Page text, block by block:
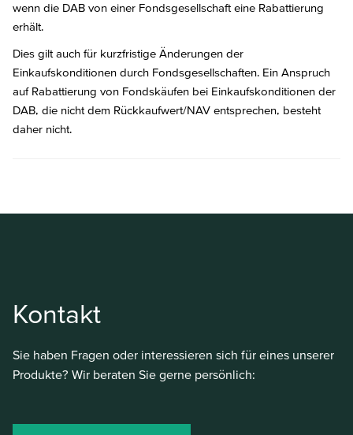
wenn die DAB von einer Fondsgesellschaft eine Rabattierung
erhält.
Dies gilt auch für kurzfristige Änderungen der
Einkaufskonditionen durch Fondsgesellschaften. Ein Anspruch
auf Rabattierung von Fondskäufen bei Einkaufskonditionen der
DAB, die nicht dem Rückkaufwert/NAV entsprechen, besteht
daher nicht.
Kontakt
Sie haben Fragen oder interessieren sich für eines unserer
Produkte? Wir beraten Sie gerne persönlich: